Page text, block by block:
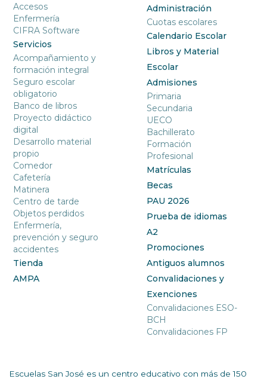
Accesos
Enfermería
CIFRA Software
Servicios
Acompañamiento y
formación integral
Seguro escolar
obligatorio
Banco de libros
Proyecto didáctico
digital
Desarrollo material
propio
Comedor
Cafetería
Matinera
Centro de tarde
Objetos perdidos
Enfermería,
prevención y seguro
accidentes
Tienda
AMPA
Administración
Cuotas escolares
Calendario Escolar
Libros y Material
Escolar
Admisiones
Primaria
Secundaria
UECO
Bachillerato
Formación
Profesional
Matrículas
Becas
PAU 2026
Prueba de idiomas
A2
Promociones
Antiguos alumnos
Convalidaciones y
Exenciones
Convalidaciones ESO-
BCH
Convalidaciones FP
Escuelas San José es un centro educativo con más de 150